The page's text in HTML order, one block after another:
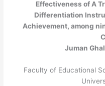
Effectiveness of A
Differentiation
Achievement, among
Juman
Faculty of Educational